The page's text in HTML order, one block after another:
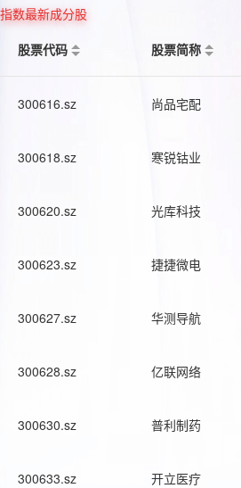
指数最新成分股
股票代码
股票简称
300616.sz 尚品宅配
300618.sz 寒锐钴业
300620.sz 光库科技
300623.sz 捷捷微电
300627.sz 华测导航
300628.sz 亿联网络
300630.sz 普利制药
300633.sz 开立医疗